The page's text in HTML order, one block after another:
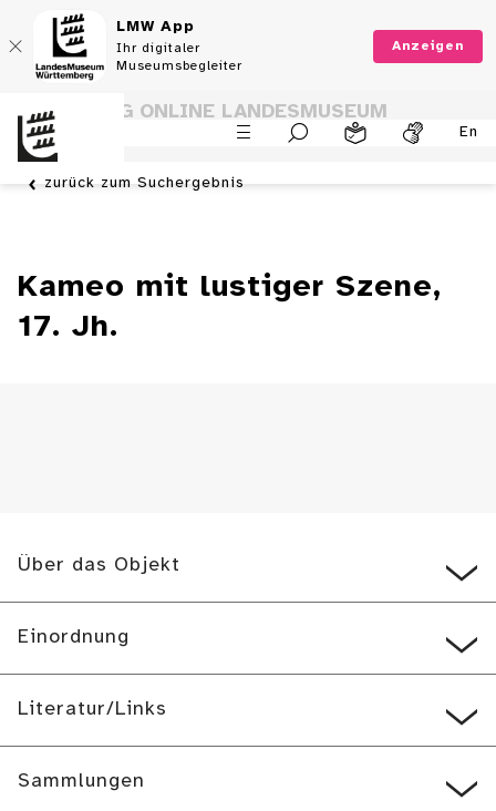
LMW App
Ihr digitaler
Museumsbegleiter
Anzeigen
En
SAMMLUNG ONLINE LANDESMUSEUM
WÜRTTEMBERG
zurück zum Suchergebnis
Kameo mit lustiger Szene,
17. Jh.
Über das Objekt
Einordnung
Literatur/Links
Sammlungen